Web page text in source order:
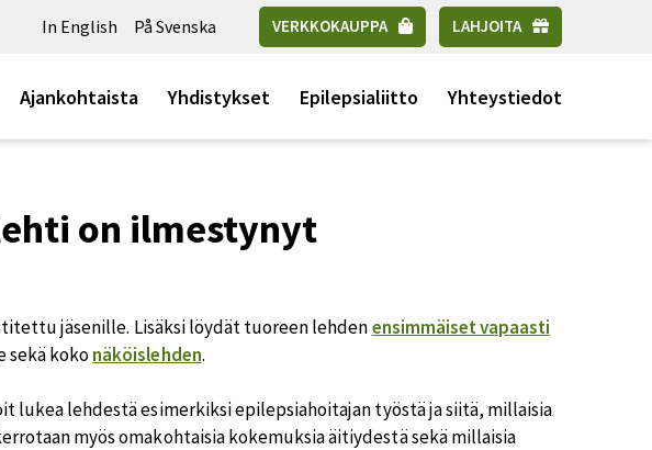
In English På Svenska VERKKOKAUPPA LAHJOITA
Ajankohtaista Yhdistykset Epilepsialiitto Yhteystiedot
on ilmestynyt
jäsenille. Lisäksi löydät tuoreen lehdenensimmäiset vapaasti
sekä kokonäköislehden.
lukea lehdestä esimerkiksi epilepsiahoitajan työstä ja siitä, millaisia
myös omakohtaisia kokemuksia äitiydestä sekä millaisia